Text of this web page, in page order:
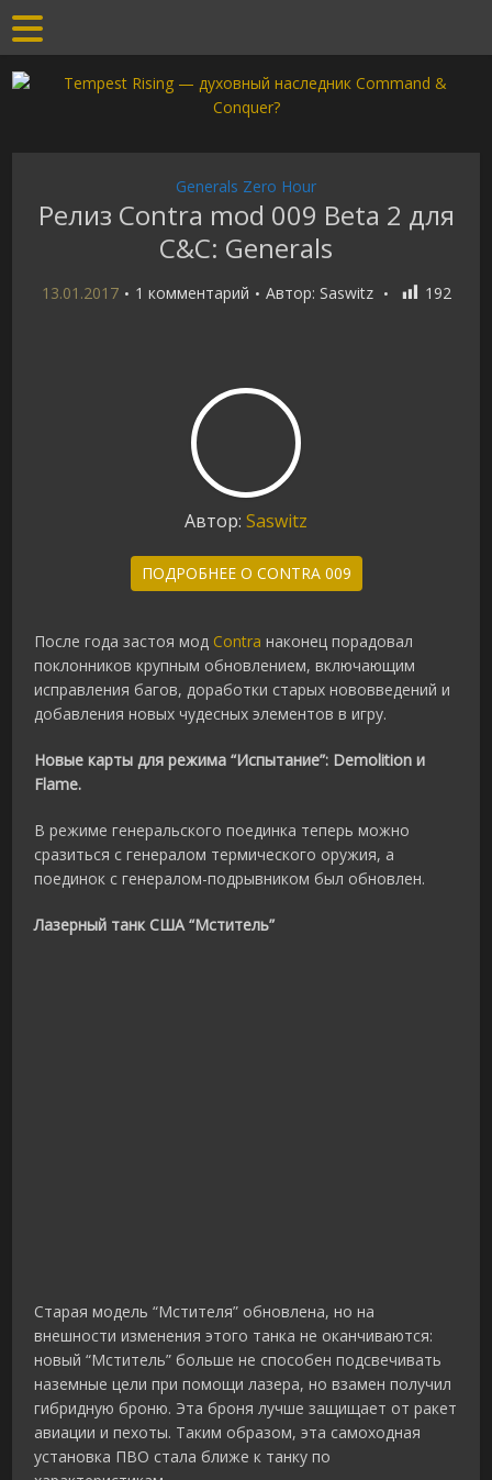
Generals Zero Hour
Релиз Contra mod 009 Beta 2 для
C&C: Generals
13.01.2017 1 комментарий Автор: Saswitz 192
Автор: Saswitz
ПОДРОБНЕЕ О CONTRA 009
После года застоя мод Contra наконец порадовал
поклонников крупным обновлением, включающим
исправления багов, доработки старых нововведений и
добавления новых чудесных элементов в игру.
Новые карты для режима “Испытание”: Demolition и
Flame.
В режиме генеральского поединка теперь можно
сразиться с генералом термического оружия, а
поединок с генералом-подрывником был обновлен.
Лазерный танк США “Мститель”
Старая модель “Мстителя” обновлена, но на
внешности изменения этого танка не оканчиваются:
новый “Мститель” больше не способен подсвечивать
наземные цели при помощи лазера, но взамен получил
гибридную броню. Эта броня лучше защищает от ракет
авиации и пехоты. Таким образом, эта самоходная
установка ПВО стала ближе к танку по